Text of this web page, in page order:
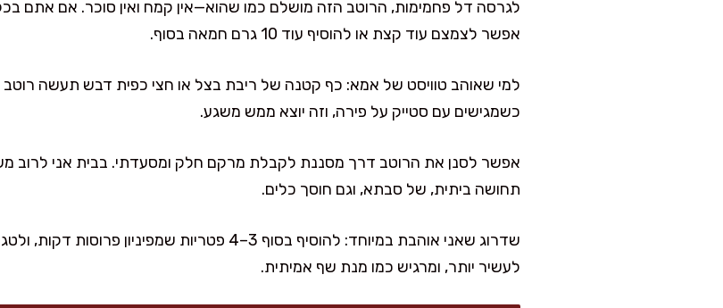
לגרסה דל פחמימות, הרוטב הזה מושלם כמו שהוא—אין קמח ואין סוכר. אם אתם
אפשר לצמצם עוד קצת או להוסיף עוד 10 גרם חמאה בסוף.
למי שאוהב טוויסט של אמא: כף קטנה של ריבת בצל או חצי כפית דבש תעשה רוטב
כשמגישים עם סטייק על פירה, וזה יוצא ממש משגע.
אפשר לסנן את הרוטב דרך מסננת לקבלת מרקם חלק ומסעדתי. בבית אני לרוב
תחושה ביתית, של סבתא, וגם חוסך כלים.
שדרוג שאני אוהבת במיוחד: להוסיף בסוף 3–4 פטריות
לעשיר יותר, ומרגיש כמו מנת שף אמיתית.